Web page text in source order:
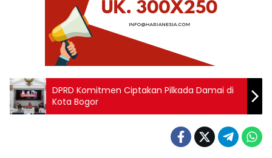
DPRD Komitmen Ciptakan Pilkada Damai di
Kota Bogor